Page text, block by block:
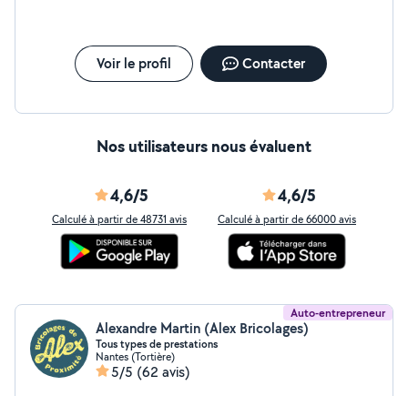
Voir le profil Contacter
Nos utilisateurs nous évaluent
4,6/5
Calculé à partir de 48731 avis
4,6/5
Calculé à partir de 66000 avis
Auto-entrepreneur
Alexandre Martin (Alex Bricolages)
Tous types de prestations
Nantes (Tortière)
5/5 (62 avis)